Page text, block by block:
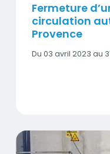
Fermeture
circulation
Provence
Date
Du 03 avril 2023 au
Niveaux de H2S sur